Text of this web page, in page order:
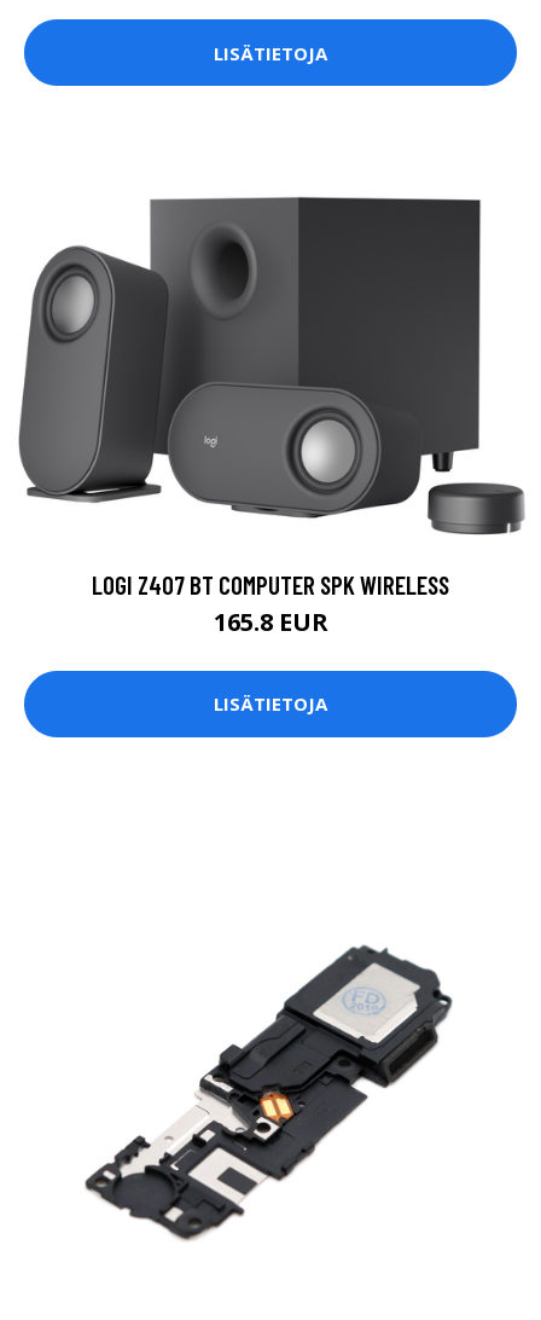
LISÄTIETOJA
LOGI Z407 BT COMPUTER SPK WIRELESS
165.8 EUR
LISÄTIETOJA